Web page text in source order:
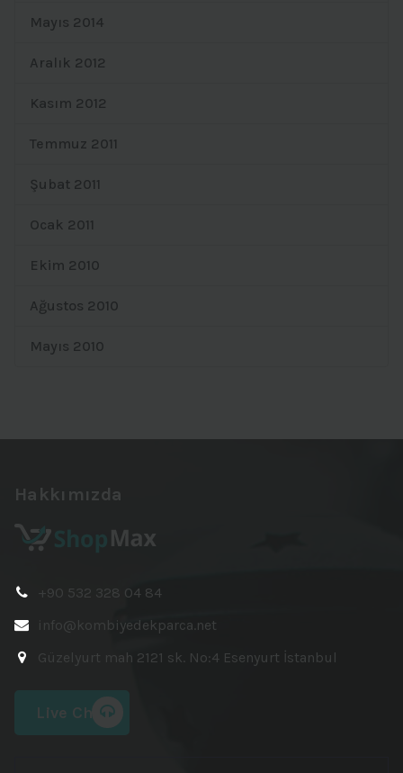
Mayıs 2014
Aralık 2012
Kasım 2012
Temmuz 2011
Şubat 2011
Ocak 2011
Ekim 2010
Ağustos 2010
Mayıs 2010
Hakkımızda
+90 532 328 04 84
info@kombiyedekparca.net
Güzelyurt mah 2121 sk. No:4 Esenyurt İstanbul
Live Chat